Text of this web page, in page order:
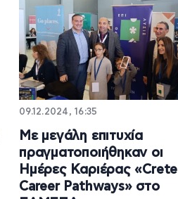
09.12.2024, 16:35
Με μεγάλη επιτυχία
πραγματοποιήθηκαν οι
Ημέρες Καριέρας «Crete
Career Pathways» στο